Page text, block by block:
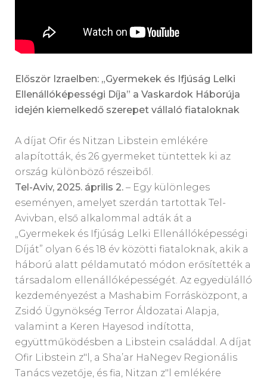
Először Izraelben: „Gyermekek és Ifjúság Lelki
Ellenállóképességi Díja” a Vaskardok Háborúja
idején kiemelkedő szerepet vállaló fiataloknak
A díjat Ofir és Nitzan Libstein emlékére
alapították, és 26 gyermeket tüntettek ki az
ország különböző részeiből.
Tel-Aviv, 2025. április 2. – Egy különleges
eseményen, amelyet szerdán tartottak Tel-
Avivban, első alkalommal adták át a
„Gyermekek és Ifjúság Lelki Ellenállóképességi
Díját” olyan 6 és 18 év közötti fiataloknak, akik a
háború alatt példamutató módon erősítették a
társadalom ellenállóképességét. Az egyedülálló
kezdeményezést a Mashabim Forrásközpont, a
Zsidó Ügynökség Terror Áldozatai Alapja,
valamint a Keren Hayesod indította,
együttműködésben a Libstein családdal. A díjat
Ofir Libstein z"l, a Sha’ar HaNegev Regionális
Tanács vezetője, és fia, Nitzan z"l emlékére